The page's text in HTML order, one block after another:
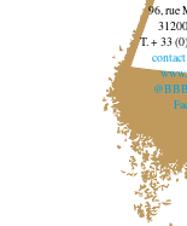
96, rue
T. + 33